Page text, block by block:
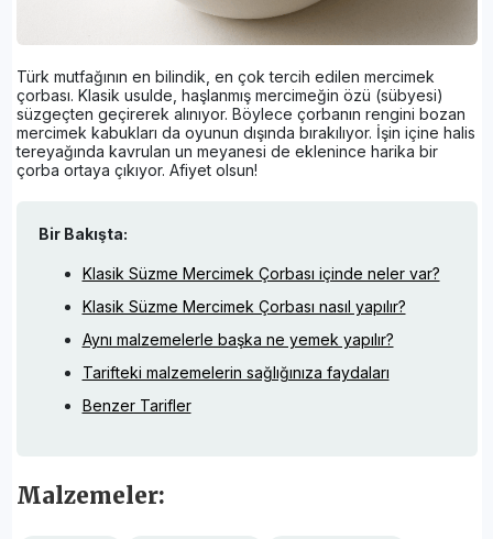
Türk mutfağının en bilindik, en çok tercih edilen mercimek
çorbası. Klasik usulde, haşlanmış mercimeğin özü (sübyesi)
süzgeçten geçirerek alınıyor. Böylece çorbanın rengini bozan
mercimek kabukları da oyunun dışında bırakılıyor. İşin içine halis
tereyağında kavrulan un meyanesi de eklenince harika bir
çorba ortaya çıkıyor. Afiyet olsun!
Bir Bakışta:
Klasik Süzme Mercimek Çorbası içinde neler var?
Klasik Süzme Mercimek Çorbası nasıl yapılır?
Aynı malzemelerle başka ne yemek yapılır?
Tarifteki malzemelerin sağlığınıza faydaları
Benzer Tarifler
Malzemeler: